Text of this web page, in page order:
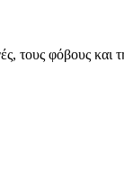
τους φόβους